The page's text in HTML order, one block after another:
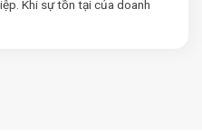
Khi sự tồn tại của doanh